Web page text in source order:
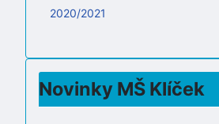
2020/2021
Novinky MŠ Klíček